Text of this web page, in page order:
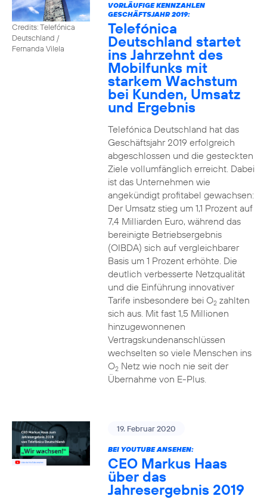
Credits: Telefónica
Deutschland /
Fernanda Vilela
VORLÄUFIGE KENNZAHLEN
GESCHÄFTSJAHR 2019:
Telefónica
Deutschland startet
ins Jahrzehnt des
Mobilfunks mit
starkem Wachstum
bei Kunden, Umsatz
und Ergebnis
Telefónica Deutschland hat das
Geschäftsjahr 2019 erfolgreich
abgeschlossen und die gesteckten
Ziele vollumfänglich erreicht. Dabei
ist das Unternehmen wie
angekündigt profitabel gewachsen:
Der Umsatz stieg um 1,1 Prozent auf
7,4 Milliarden Euro, während das
bereinigte Betriebsergebnis
(OIBDA) sich auf vergleichbarer
Basis um 1 Prozent erhöhte. Die
deutlich verbesserte Netzqualität
und die Einführung innovativer
Tarife insbesondere bei O2zahlten
sich aus. Mit fast 1,5 Millionen
hinzugewonnenen
Vertragskundenanschlüssen
wechselten so viele Menschen ins
O2Netz wie noch nie seit der
Übernahme von E-Plus.
19. Februar 2020
BEI YOUTUBE ANSEHEN:
CEO Markus Haas
über das
Jahresergebnis 2019